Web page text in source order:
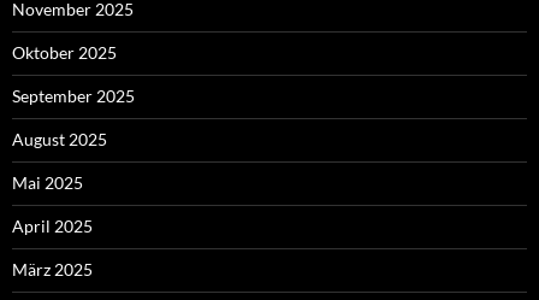
November 2025
Oktober 2025
September 2025
August 2025
Mai 2025
April 2025
März 2025